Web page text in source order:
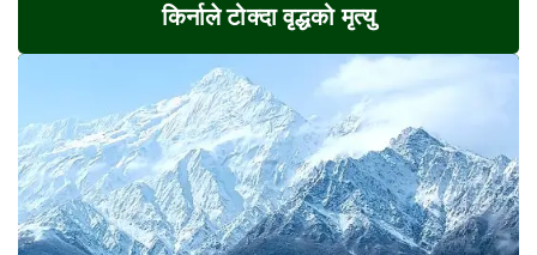
किर्नाले टोक्दा वृद्धको मृत्यु